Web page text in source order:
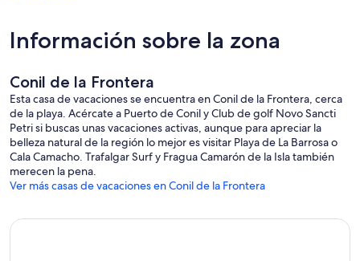
Información sobre la zona
Conil de la Frontera
Esta casa de vacaciones se encuentra en Conil de la Frontera, cerca
de la playa. Acércate a Puerto de Conil y Club de golf Novo Sancti
Petri si buscas unas vacaciones activas, aunque para apreciar la
belleza natural de la región lo mejor es visitar Playa de La Barrosa o
Cala Camacho. Trafalgar Surf y Fragua Camarón de la Isla también
merecen la pena.
Ver más casas de vacaciones en Conil de la Frontera